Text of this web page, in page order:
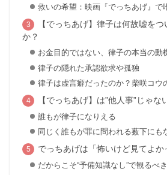
救いの希望：映画『でっちあげ』で
【でっちあげ】律子は何故嘘を
か？
お金目的ではない、律子の本当の動
律子の隠れた承認欲求や孤独
律子は虚言癖だったのか？柴咲コウ
【でっちあげ】は”他人事”じゃな
誰もが律子になりえる
同じく誰もが罪に問われる薮下にも
でっちあげは「怖いけど見てよ
だからこそ“予備知識なし”で観るべき